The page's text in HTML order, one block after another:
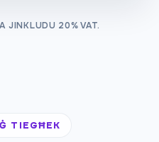
JINKLUDU 20% VAT.
TIEGĦEK